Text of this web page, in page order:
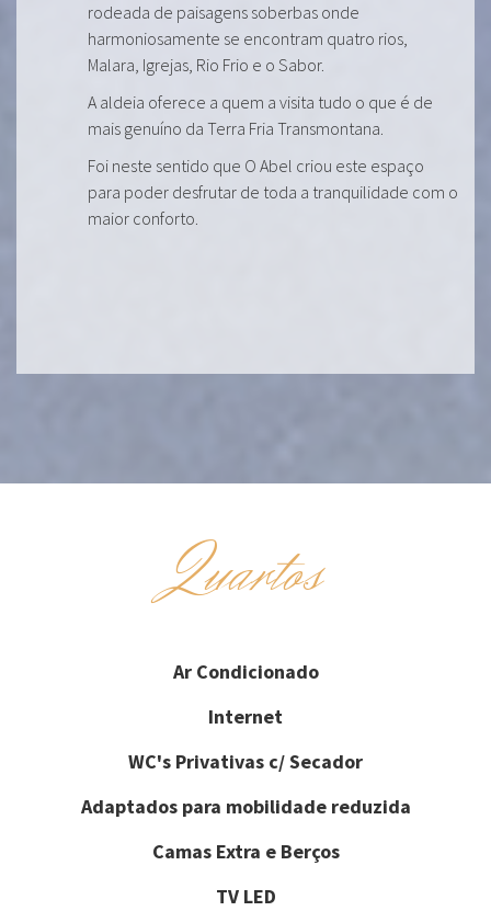
rodeada de paisagens soberbas onde
harmoniosamente se encontram quatro rios,
Malara, Igrejas, Rio Frio e o Sabor.
A aldeia oferece a quem a visita tudo o que é de
mais genuíno da Terra Fria Transmontana.
Foi neste sentido que O Abel criou este espaço
para poder desfrutar de toda a tranquilidade com o
maior conforto.
Quartos
Ar Condicionado
Internet
WC's Privativas c/ Secador
Adaptados para mobilidade reduzida
Camas Extra e Berços
TV LED